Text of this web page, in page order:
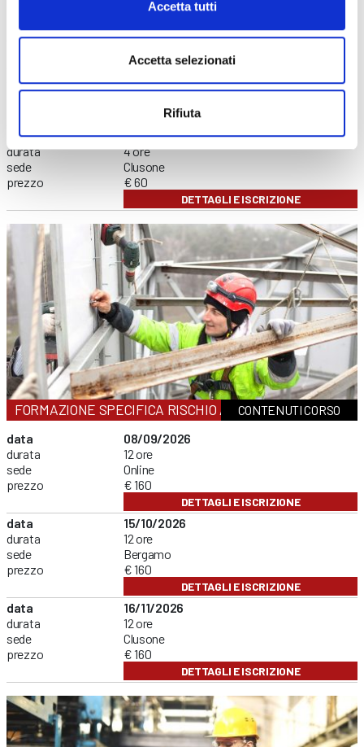
Accetta tutti
Accetta selezionati
Rifiuta
DETTAGLI E ISCRIZIONE
sede
prezzo
4 ore
Bergamo
€ 60
DETTAGLI E ISCRIZIONE
data
durata
sede
prezzo
02/11/2026
4 ore
Clusone
€ 60
DETTAGLI E ISCRIZIONE
FORMAZIONE SPECIFICA RISCHIO ALTOCONTENUTI CORSO
data
durata
sede
prezzo
08/09/2026
12 ore
Online
€ 160
DETTAGLI E ISCRIZIONE
data
durata
sede
prezzo
15/10/2026
12 ore
Bergamo
€ 160
DETTAGLI E ISCRIZIONE
data
durata
sede
prezzo
16/11/2026
12 ore
Clusone
€ 160
DETTAGLI E ISCRIZIONE